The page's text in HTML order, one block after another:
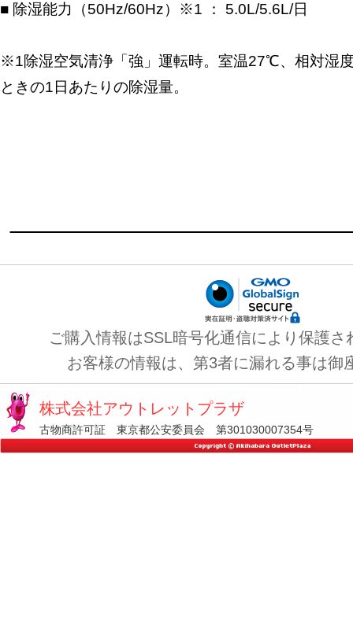
■ 除湿能力（50Hz/60Hz）※1 ： 5.0L/5.6L/日
※1除湿空気清浄「強」運転時。室温27℃、相対湿
ときの1日あたりの除湿量。
ご購入情報はSSL暗号化通信により保護さ
お客様の情報は、第3者に漏れる事は御
株式会社アウトレットプラザ
古物商許可証 東京都公安委員会 第301030007354号